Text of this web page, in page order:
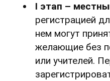
І этап –
регистрацией
нем могут
желающие без
или учителей.